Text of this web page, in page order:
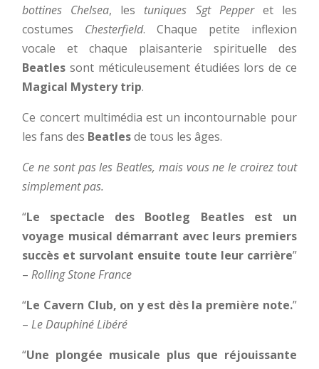
bottines Chelsea, les tuniques Sgt Pepperet les
costumes Chesterfield. Chaque petite inflexion
vocale et chaque plaisanterie spirituelle des
Beatles sont méticuleusement étudiées lors de ce
Magical Mystery trip.
Ce concert multimédia est un incontournable pour
les fans des Beatlesde tous les âges.
Ce ne sont pas les Beatles, mais vous ne le croirez tout
simplement pas.
“Le spectacle des Bootleg
Beatles est un
voyage musical démarrant avec leurs premiers
succès et survolant ensuite toute leur carrière”
–Rolling Stone France
“Le Cavern Club, on y est dès la première note.”
–Le Dauphiné Libéré
“Une plongée musicale plus que réjouissante